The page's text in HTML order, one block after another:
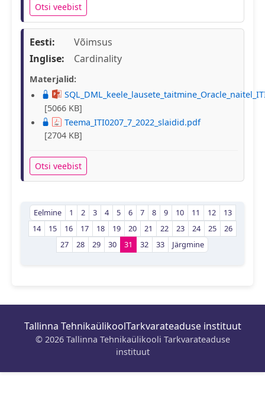
Otsi veebist
Eesti:
Võimsus
Inglise:
Cardinality
Materjalid:
[5066 KB]
Teema_ITI0207_7_2022_slaidid.pdf
[2704 KB]
Otsi veebist
Eelmine 1 2 3 4 5 6 7 8 9 10 11 12
13
14
15 16 17 18 19 20 21 22 23 24 25
26
27
28 29 30 31 32 33 Järgmine
Tallinna TehnikaülikoolTarkvarateaduse instituut
© 2026 Tallinna Tehnikaülikooli Tarkvarateaduse
instituut